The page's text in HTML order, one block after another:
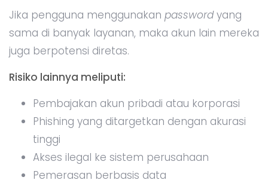
Jika pengguna menggunakan passwordyang
sama di banyak layanan, maka akun lain mereka
juga berpotensi diretas.
Risiko lainnya meliputi:
Pembajakan akun pribadi atau korporasi
Phishing yang ditargetkan dengan akurasi
tinggi
Akses ilegal ke sistem perusahaan
Pemerasan berbasis data